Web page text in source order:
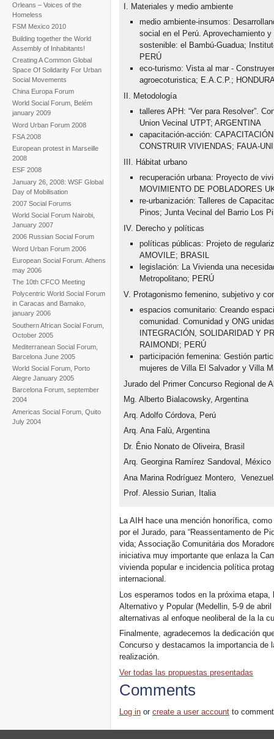
Orleans – Voices of the
Homeless
FSM Mexico 2010
Building together the World
Assembly of Inhabitants!
Creating A Common Global
Space Of Solidarity For Urban
Social Movements
China Europa Forum
World Social Forum, Belém
january 2009
Word Urban Forum 2008
FSA 2008
European protest in Marseille
2008
ESF 2008
January 26, 2008: WSF Global
Day of Mobilisation
2007 Social Forums
World Social Forum Nairobi,
January 2007
2006 Russian Social Forum
Word Urban Forum 2006
European Social Forum. Athens
may 2006
The 10th CFCO Meeting
Polycentric World Social Forum
in Caracas and Bamako,
january 2006
Southern African Social Forum,
October 2005
Mediterranean Social Forum,
Barcelona June 2005
World Social Forum, Porto
Alegre January 2005
Barcelona Forum, september
2004
Americas Social Forum, Quito
July 2004
I. Materiales y medio ambiente
medio ambiente-insumos:
social en el Perú. Aprovechamiento
sostenible: el Bambú-Guadua;
PERÚ
eco-turismo: Vista al mar -
agroecoturistica; E.A.C.P.;
II. Metodología
talleres APH: “Ver para Resolver”.
Union Vecinal UTPT; ARGENTINA
capacitación-acción:
CONSTRUIR VIVIENDAS; FAUA-
III. Hábitat urbano
recuperación urbana: Proyecto de
MOVIMIENTO DE POBLADORES
re-urbanización: Talleres de
Pinos; Junta Vecinal del Barrio Los
IV. Derecho y políticas
políticas públicas: Projeto de
AMOVILE; BRASIL
legislación: La Vivienda una
Metropolitano; PERÚ
V. Protagonismo femenino, subjetivo y
espacios comunitario: Creando
comunidad. Comunidad y ONG
INTEGRACIÓN, SOLIDARIDAD Y
RAIMONDI; PERÚ
participación femenina: Gestión
mujeres de Villa El Salvador y Villa
Jurado del Primer Concurso Regional de
Mg. Alberto Bialacowsky, Argentina
Arq. Adolfo Córdova, Perú
Arq. Ana Falù, Argentina
Dr. Ênio Nonato de Oliveira, Brasil
Arq. Georgina Ramírez Sandoval, México
Ana Marina Rodríguez Montero,
Prof. Alessio Surian, Italia
La AIH hace una mención honorífica,
por el Jurado, para “Reassentamento de
vida; Associação Comunitária dos
iniciativa muy importante que enlaza la
vivienda popular e incidencia política
internacional.
Los esperamos todos en la próxima
Alternativo y Popular (Medellin, 5-9 de
alternativas al enfoque neoliberal de la la
Finalmente, agradecemos la dedicación
Concurso y destacamos la importancia de
realización.
Ver todas las propuestas presentadas
Comments
Log in orcreate a user account to